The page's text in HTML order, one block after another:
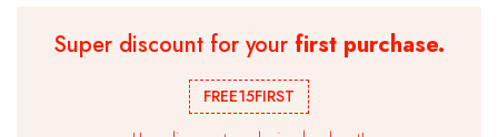
Super discount for yourfirst purchase.
FREE15FIRST